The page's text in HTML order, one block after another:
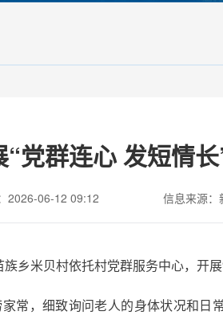
党群连心 发短情
2026-06-12 09:12 信息来源：
乡米贝村依托村党群服务中心，开展
常，细致询问老人的身体状况和